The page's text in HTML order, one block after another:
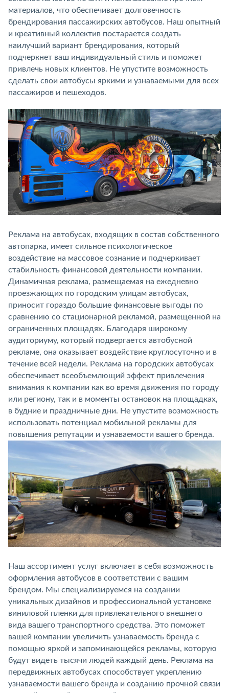
материалов, что обеспечивает долговечность
брендирования пассажирских автобусов. Наш опытный
и креативный коллектив постарается создать
наилучший вариант брендирования, который
подчеркнет ваш индивидуальный стиль и поможет
привлечь новых клиентов. Не упустите возможность
сделать свои автобусы яркими и узнаваемыми для всех
пассажиров и пешеходов.
Реклама на автобусах, входящих в состав собственного
автопарка, имеет сильное психологическое
воздействие на массовое сознание и подчеркивает
стабильность финансовой деятельности компании.
Динамичная реклама, размещаемая на ежедневно
проезжающих по городским улицам автобусах,
приносит гораздо большие финансовые выгоды по
сравнению со стационарной рекламой, размещенной на
ограниченных площадях. Благодаря широкому
аудиториуму, который подвергается автобусной
рекламе, она оказывает воздействие круглосуточно и в
течение всей недели. Реклама на городских автобусах
обеспечивает всеобъемлющий эффект привлечения
внимания к компании как во время движения по городу
или региону, так и в моменты остановок на площадках,
в будние и праздничные дни. Не упустите возможность
использовать потенциал мобильной рекламы для
повышения репутации и узнаваемости вашего бренда.
Наш ассортимент услуг включает в себя возможность
оформления автобусов в соответствии с вашим
брендом. Мы специализируемся на создании
уникальных дизайнов и профессиональной установке
виниловой пленки для привлекательного внешнего
вида вашего транспортного средства. Это поможет
вашей компании увеличить узнаваемость бренда с
помощью яркой и запоминающейся рекламы, которую
будут видеть тысячи людей каждый день. Реклама на
передвижных автобусах способствует укреплению
узнаваемости вашего бренда и созданию прочной связи